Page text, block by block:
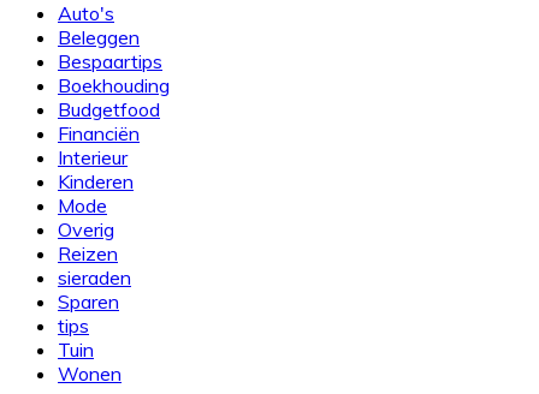
Auto's
Beleggen
Bespaartips
Boekhouding
Budgetfood
Financiën
Interieur
Kinderen
Mode
Overig
Reizen
sieraden
Sparen
tips
Tuin
Wonen